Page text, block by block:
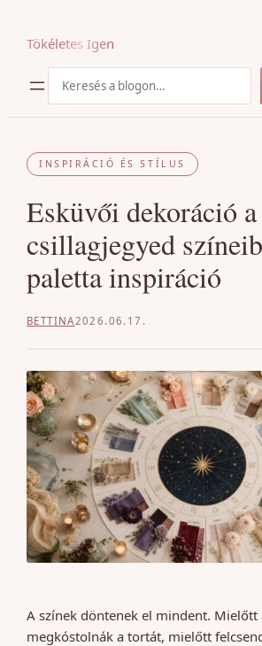
Tökéletes Igen
INSPIRÁCIÓ ÉS STÍLUS
Esküvői dekoráció a
csillagjegyed
paletta inspiráció
BETTINA2026.06.17.
A színek döntenek el mindent. Mielőtt
megkóstolnák a tortát, mielőtt